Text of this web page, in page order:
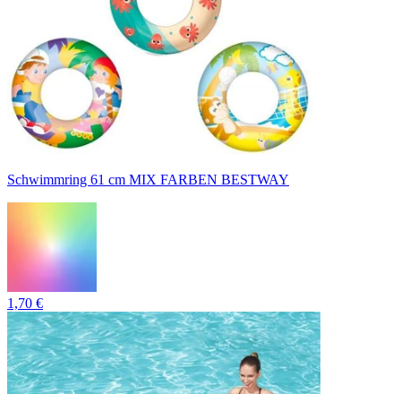
Schwimmring 61 cm MIX FARBEN BESTWAY
1,70 €